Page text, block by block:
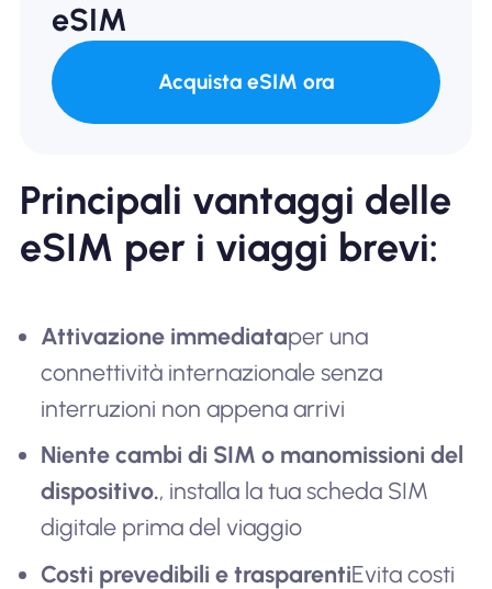
eSIM
Acquista eSIM ora
Principali vantaggi delle
eSIM per i viaggi brevi:
Attivazione immediataper una
connettività internazionale senza
interruzioni non appena arrivi
Niente cambi di SIM o manomissioni del
dispositivo., installa la tua scheda SIM
digitale prima del viaggio
Costi prevedibili e trasparentiEvita costi